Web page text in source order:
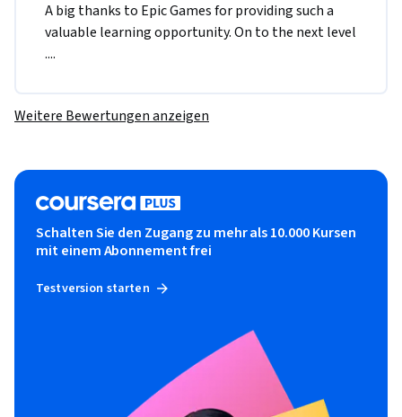
A big thanks to Epic Games for providing such a
valuable learning opportunity. On to the next level
....
Weitere Bewertungen anzeigen
Schalten Sie den Zugang zu mehr als 10.000 Kursen
mit einem Abonnement frei
Testversion starten